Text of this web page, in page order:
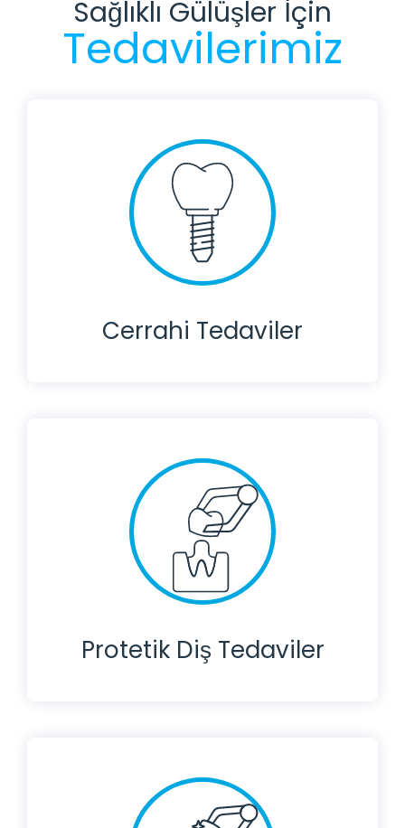
Sağlıklı Gülüşler İçin
Tedavilerimiz
Cerrahi Tedaviler
Protetik Diş Tedaviler